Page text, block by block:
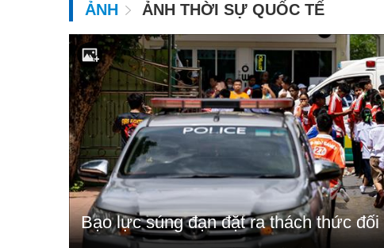
ẢNH ẢNH THỜI SỰ QUỐC TẾ
Bạo lực súng đạn đặt ra thách thức